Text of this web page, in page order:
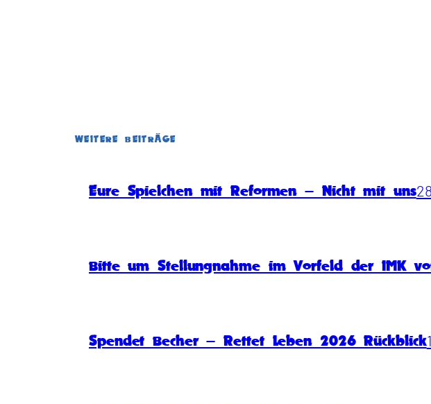
WEITERE BEITRÄGE
Eure Spielchen mit Reformen – Nicht mit uns
Bitte um Stellungnahme im Vorfeld der IMK
Spendet Becher – Rettet Leben 2026 Rückblick